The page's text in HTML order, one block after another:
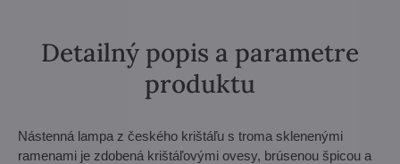
Detailný popis a parametre
produktu
Nástenná lampa z českého krištáľu s troma sklenenými
ramenami je zdobená krištáľovými ovesy, brúsenou špicou a